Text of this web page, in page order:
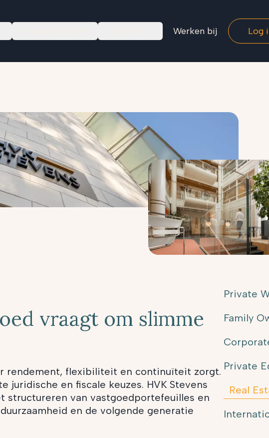
Werken bij Log
vraagt om slimme
rendement, flexibiliteit en continuïteit zorgt.
juridische en fiscale keuzes. HVK Stevens
structureren van vastgoedportefeuilles en
en de volgende generatie
Private
Family
Private
Real